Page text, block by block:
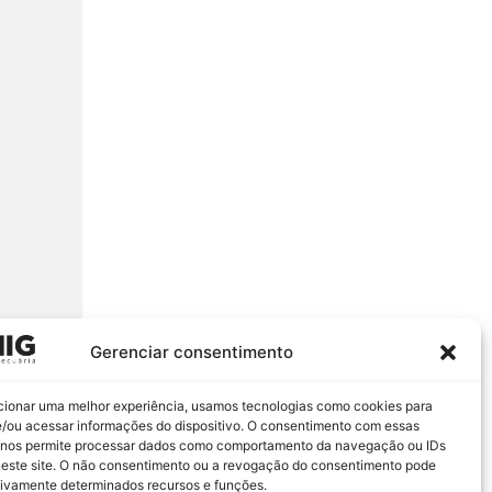
Gerenciar consentimento
uma melhor experiência, usamos tecnologias como cookies para
ou acessar informações do dispositivo. O consentimento com essas
permite processar dados como comportamento da navegação ou IDs
site. O não consentimento ou a revogação do consentimento pode
determinados recursos e funções.